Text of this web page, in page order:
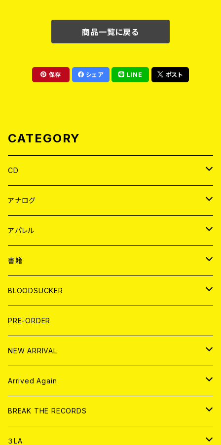
商品一覧に戻る
保存 シェア LINE ポスト
CATEGORY
CD
JAPAN
WORLD
アナログ
JAPAN
７EP
LP
WORLD
7EP
LP
アパレル
JAPAN
T-shirt
HOOD
WORLD
T-shirt
HOOD
書籍
MAGAZINE
BOLLOCKS
EL ZINE
写真集 (PHOTOBOOK)
BLOODSUCKER
CD
アナログ
アパレル
書籍
DIGITAL CONTENTS
PRE-ORDER
NEW ARRIVAL
CD
アナログ
Arrived Again
CD
アナログ
BREAK THE RECORDS
CD
３LA